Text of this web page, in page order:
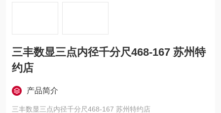
三丰数显三点内径千分尺468-167 苏州特
约店
产品简介
三丰数显三点内径千分尺468-167 苏州特约店